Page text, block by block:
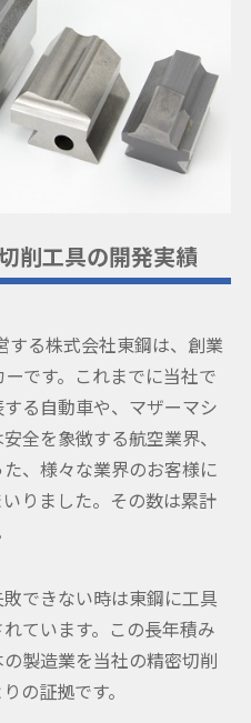
削工具の開発実績
る株式会社東鋼は、創業
です。これまでに当社で
る自動車や、マザーマシ
全を象徴する航空業界、
、様々な業界のお客様に
りました。その数は累計
できない時は東鋼に工具
ています。この長年積み
製造業を当社の精密切削
の証拠です。